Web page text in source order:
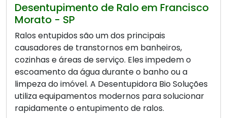
Desentupimento de Ralo em Francisco
Morato - SP
Ralos entupidos são um dos principais
causadores de transtornos em banheiros,
cozinhas e áreas de serviço. Eles impedem o
escoamento da água durante o banho ou a
limpeza do imóvel. A Desentupidora Bio Soluções
utiliza equipamentos modernos para solucionar
rapidamente o entupimento de ralos.